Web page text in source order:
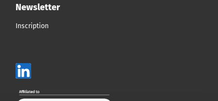
Newsletter
Inscription